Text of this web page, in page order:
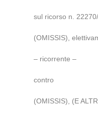
sul ricorso n.
(OMISSIS),
– ricorrente –
contro
(OMISSIS), (E